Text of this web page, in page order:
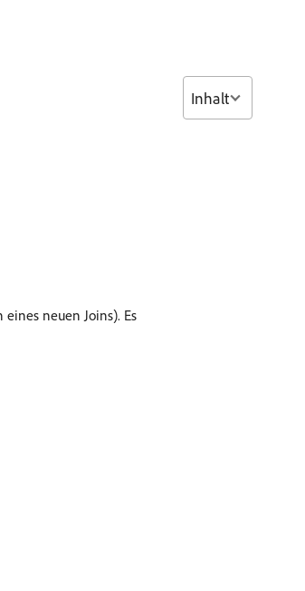
neuen Joins). Es
Inhalt